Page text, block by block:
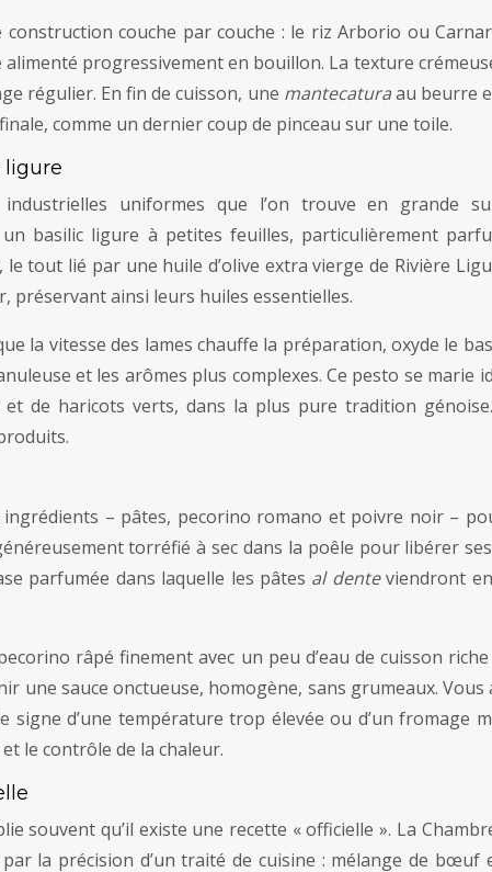
couche par couche : le riz Arborio ou
progressivement en bouillon. La texture
régulier. En fin de cuisson, une mantecaturaau beurre
comme un dernier coup de pinceau sur une toile.
ligure
uniformes que l’on trouve en grande
basilic ligure à petites feuilles, particulièrement
tout lié par une huile d’olive extra vierge de Rivière
préservant ainsi leurs huiles essentielles.
la vitesse des lames chauffe la préparation, oxyde le
et les arômes plus complexes. Ce pesto se marie
de haricots verts, dans la plus pure tradition
– pâtes, pecorino romano et poivre noir –
torréfié à sec dans la poêle pour libérer
parfumée dans laquelle les pâtes al denteviendront
râpé finement avec un peu d’eau de cuisson
une sauce onctueuse, homogène, sans grumeaux. Vous
d’une température trop élevée ou d’un fromage
le contrôle de la chaleur.
souvent qu’il existe une recette « officielle ». La
la précision d’un traité de cuisine : mélange de bœuf